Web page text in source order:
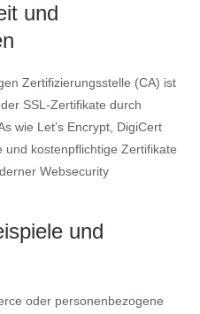
und
Zertifizierungsstelle (CA) ist
SSL-Zertifikate durch
wie Let’s Encrypt, DigiCert
kostenpflichtige Zertifikate
Websecurity
und
oder personenbezogene